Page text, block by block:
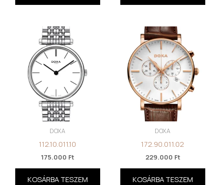
DOXA
112.10.011.10
175.000 Ft
KOSÁRBA TESZEM
DOXA
172.90.011.02
229.000 Ft
KOSÁRBA TESZEM